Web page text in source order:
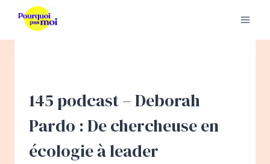
contenu
145 podcast – Deborah
Pardo : De chercheuse en
écologie à leader